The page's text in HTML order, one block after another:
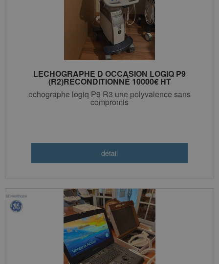
LECHOGRAPHE D OCCASION LOGIQ P9
(R2)RECONDITIONNÉ 10000€ HT
echographe logiq P9 R3 une polyvalence sans
compromis